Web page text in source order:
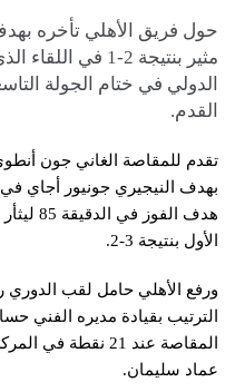
حول فريق الأهلي تأخره
مثير بنتيجة 2-1
الدولي في ختام الجولة
القدم.
هدف
الأول بنتيجة 3-2.
الترتيب بقيادة مديره الفني
المقاصة عند 21
عماد سليمان.